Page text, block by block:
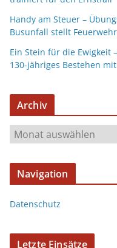
Handy am Steuer –
Busunfall stellt
Ein Stein für die Ewigkeit
130-jähriges Bestehen
Archiv
Navigation
Datenschutz
Letzte Einsätze